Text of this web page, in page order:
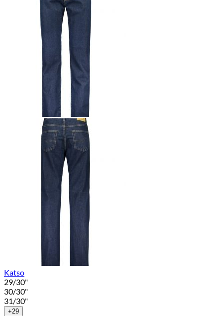
Katso
29/30"
30/30"
31/30"
+29